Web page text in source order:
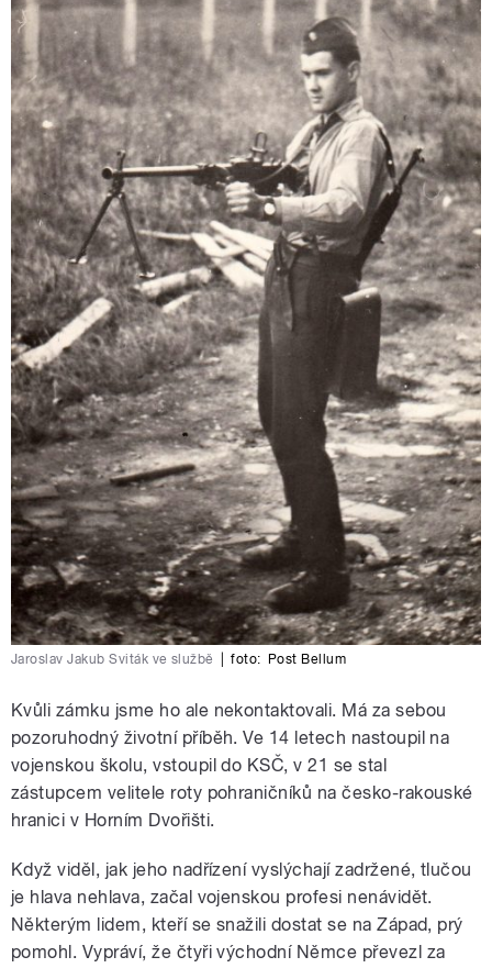
Jaroslav Jakub Sviták ve službě foto: Post Bellum
Kvůli zámku jsme ho ale nekontaktovali. Má za sebou
pozoruhodný životní příběh. Ve 14 letech nastoupil na
vojenskou školu, vstoupil do KSČ, v 21 se stal
zástupcem velitele roty pohraničníků na česko-rakouské
hranici v Horním Dvořišti.
Když viděl, jak jeho nadřízení vyslýchají zadržené, tlučou
je hlava nehlava, začal vojenskou profesi nenávidět.
Některým lidem, kteří se snažili dostat se na Západ, prý
pomohl. Vypráví, že čtyři východní Němce převezl za